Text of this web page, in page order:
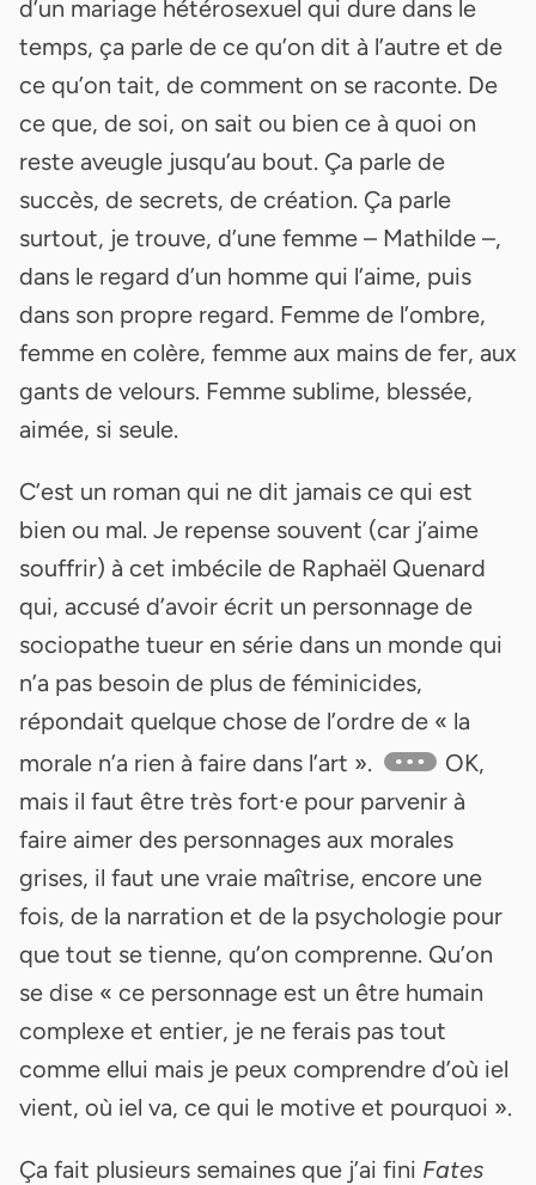
d’un mariage hétérosexuel qui dure dans le
temps, ça parle de ce qu’on dit à l’autre et de
ce qu’on tait, de comment on se raconte. De
ce que, de soi, on sait ou bien ce à quoi on
reste aveugle jusqu’au bout. Ça parle de
succès, de secrets, de création. Ça parle
surtout, je trouve, d’une femme – Mathilde –,
dans le regard d’un homme qui l’aime, puis
dans son propre regard. Femme de l’ombre,
femme en colère, femme aux mains de fer, aux
gants de velours. Femme sublime, blessée,
aimée, si seule.
C’est un roman qui ne dit jamais ce qui est
bien ou mal. Je repense souvent (car j’aime
souffrir) à cet imbécile de Raphaël Quenard
qui, accusé d’avoir écrit un personnage de
sociopathe tueur en série dans un monde qui
n’a pas besoin de plus de féminicides,
répondait quelque chose de l’ordre de « la
morale n’a rien à faire dans l’art ».
OK,
mais il faut être très fort·e pour parvenir à
faire aimer des personnages aux morales
grises, il faut une vraie maîtrise, encore une
fois, de la narration et de la psychologie pour
que tout se tienne, qu’on comprenne. Qu’on
se dise « ce personnage est un être humain
complexe et entier, je ne ferais pas tout
comme ellui mais je peux comprendre d’où iel
vient, où iel va, ce qui le motive et pourquoi ».
Ça fait plusieurs semaines que j’ai fini Fates